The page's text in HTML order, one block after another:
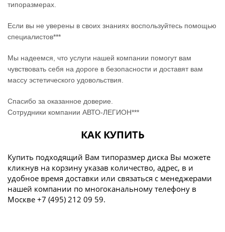
типоразмерах.
Если вы не уверены в своих знаниях воспользуйтесь помощью
специалистов***
Мы надеемся, что услуги нашей компании помогут вам
чувствовать себя на дороге в безопасности и доставят вам
массу эстетического удовольствия.
Спасибо за оказанное доверие.
Сотрудники компании АВТО-ЛЕГИОН***
КАК КУПИТЬ
Купить подходящий Вам типоразмер диска Вы можете
кликнув на корзину указав количество, адрес, в и
удобное время доставки или связаться с менеджерами
нашей компании по многоканальному телефону в
Москве +7 (495) 212 09 59.